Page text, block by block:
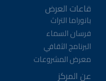
قاعات العرض
بانوراما التراث
فرسان السماء
البرنامج الثقافي
معرض المشروعات
عن المركز